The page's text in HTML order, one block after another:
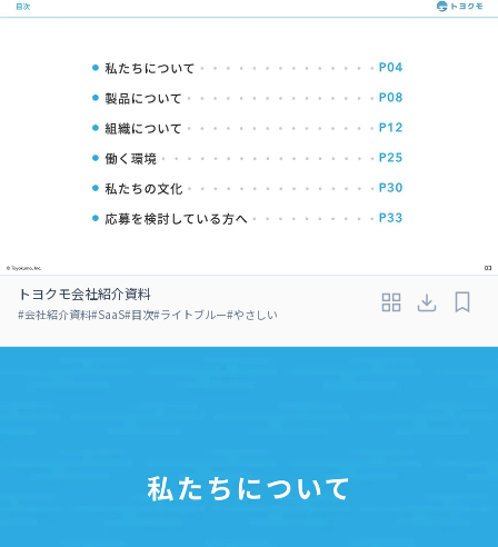
トヨクモ会社紹介資料
#会社紹介資料#SaaS#目次#ライトブルー#やさしい